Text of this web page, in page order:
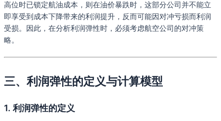
高位时已锁定航油成本，则在油价暴跌时，这部分公司并不能立
即享受到成本下降带来的利润提升，反而可能因对冲亏损而利润
受损。因此，在分析利润弹性时，必须考虑航空公司的对冲策
略。
三、利润弹性的定义与计算模型
1. 利润弹性的定义